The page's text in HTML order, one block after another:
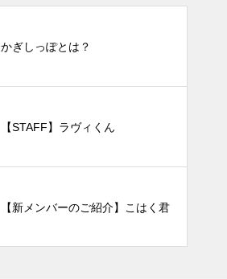
かぎしっぽとは？
【STAFF】ラヴィくん
【新メンバーのご紹介】こはく君